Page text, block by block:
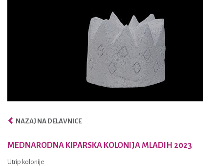
NAZAJ NA DELAVNICE
MEDNARODNA KIPARSKA KOLONIJA MLADIH 2023
Utrip kolonije